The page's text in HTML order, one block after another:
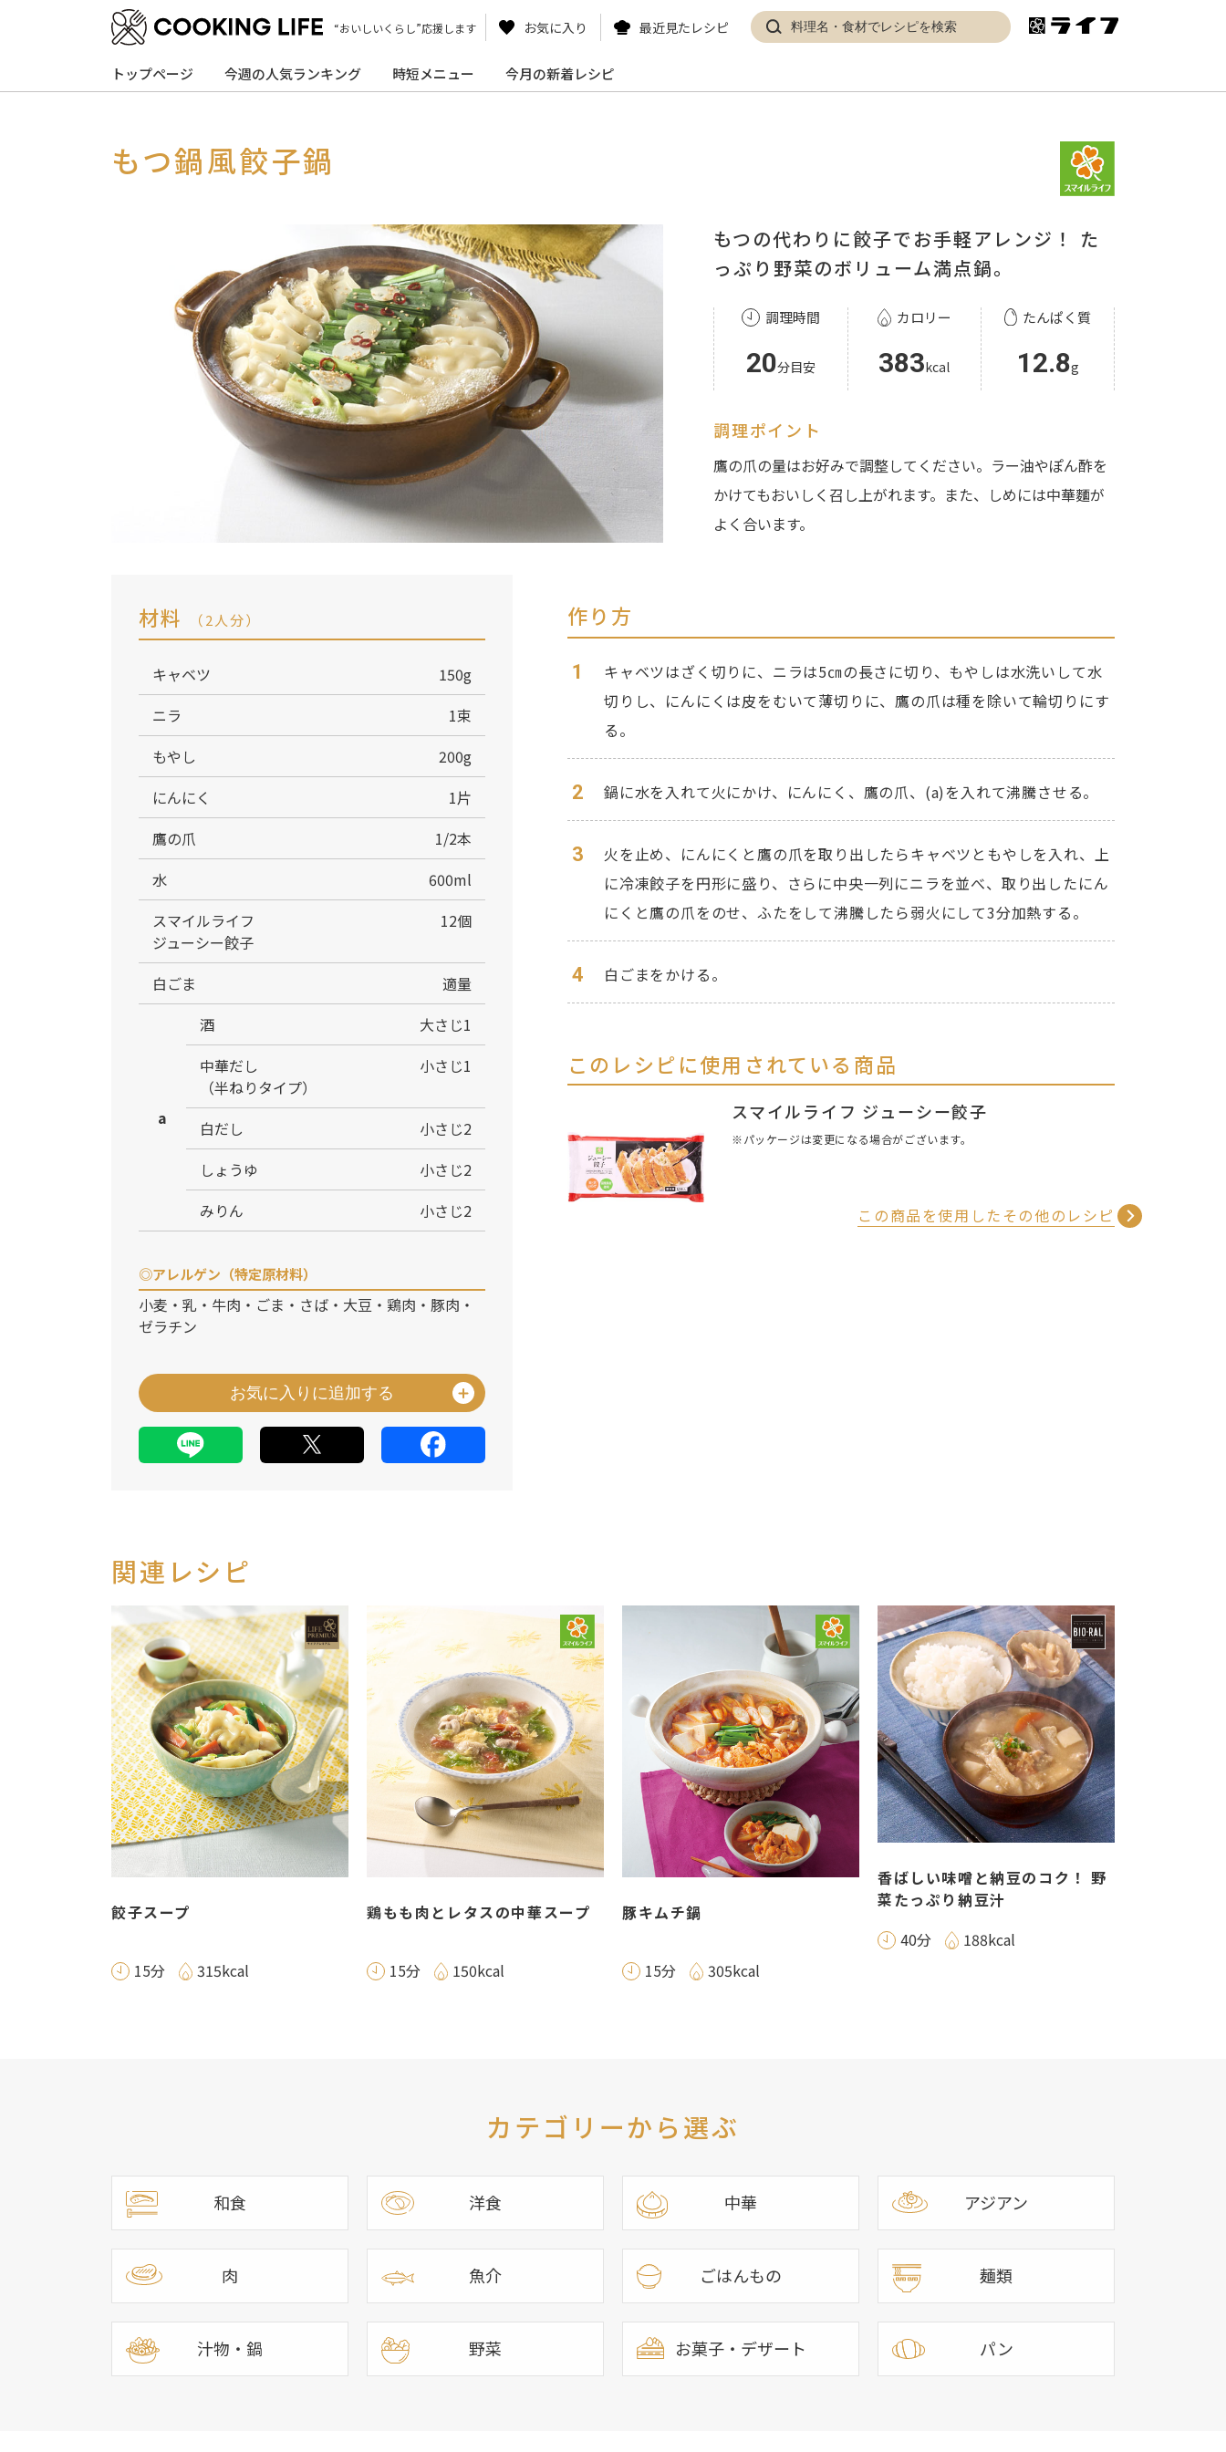
“おいしいくらし”応援します お気に入り 最近見たレシピ
トップページ 今週の人気ランキング 時短メニュー 今月の新着レシピ
もつ鍋風餃子鍋
もつの代わりに餃子でお手軽アレンジ！ た
っぷり野菜のボリューム満点鍋。
調理時間
20分目安
カロリー
383kcal
たんぱく質
12.8g
調理ポイント
鷹の爪の量はお好みで調整してください。ラー油やぽん酢を
かけてもおいしく召し上がれます。また、しめには中華麵が
よく合います。
材料 （2人分）
キャベツ
150g
ニラ
1束
もやし
200g
にんにく
1片
鷹の爪
1/2本
水
600ml
スマイルライフ
ジューシー餃子
12個
白ごま 適量
a
酒
大さじ1
中華だし
（半ねりタイプ）
小さじ1
白だし
小さじ2
しょうゆ
小さじ2
みりん
小さじ2
◎アレルゲン（特定原材料）
小麦・乳・牛肉・ごま・さば・大豆・鶏肉・豚肉・
ゼラチン
お気に入りに追加する
作り方
1
キャベツはざく切りに、ニラは5㎝の長さに切り、もやしは水洗いして水
切りし、にんにくは皮をむいて薄切りに、鷹の爪は種を除いて輪切りにす
る。
2 鍋に水を入れて火にかけ、にんにく、鷹の爪、(a)を入れて沸騰させる。
3
火を止め、にんにくと鷹の爪を取り出したらキャベツともやしを入れ、上
に冷凍餃子を円形に盛り、さらに中央一列にニラを並べ、取り出したにん
にくと鷹の爪をのせ、ふたをして沸騰したら弱火にして3分加熱する。
4 白ごまをかける。
このレシピに使用されている商品
スマイルライフ ジューシー餃子
※パッケージは変更になる場合がございます。
この商品を使用したその他のレシピ
関連レシピ
餃子スープ
15分 315kcal
鶏もも肉とレタスの中華スープ
15分 150kcal
豚キムチ鍋
15分 305kcal
香ばしい味噌と納豆のコク！ 野
菜たっぷり納豆汁
40分
188kcal
カテゴリーから選ぶ
和食 洋食 中華 アジアン
肉 魚介 ごはんもの 麺類
汁物・鍋 野菜 お菓子・デザート パン